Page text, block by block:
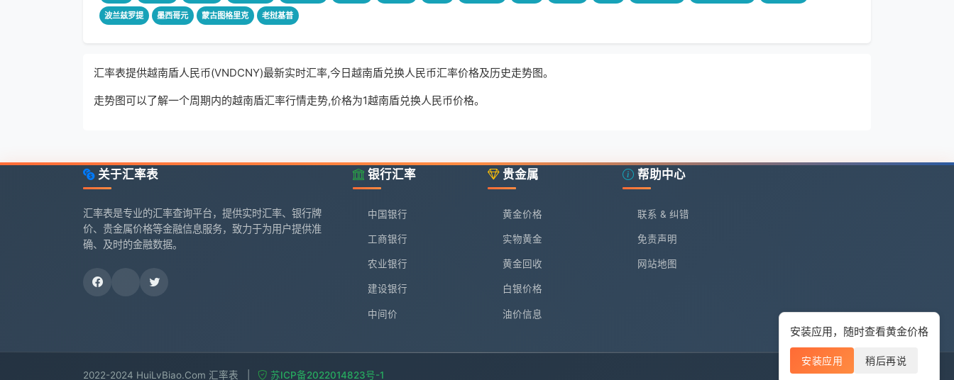
安装应用，随时查看黄金价格
安装应用 稍后再说
波兰兹罗提 墨西哥元 蒙古图格里克 老挝基普
汇率表提供越南盾人民币(VNDCNY)最新实时汇率,今日越南盾兑换人民币汇率价格及历史走势图。
走势图可以了解一个周期内的越南盾汇率行情走势,价格为1越南盾兑换人民币价格。
关于汇率表
汇率表是专业的汇率查询平台，提供实时汇率、银行牌
价、贵金属价格等金融信息服务，致力于为用户提供准
确、及时的金融数据。
银行汇率
中国银行
工商银行
农业银行
建设银行
中间价
贵金属
黄金价格
实物黄金
黄金回收
白银价格
油价信息
帮助中心
联系 & 纠错
免责声明
网站地图
2022-2024 HuiLvBiao.Com 汇率表 苏ICP备2022014823号-1